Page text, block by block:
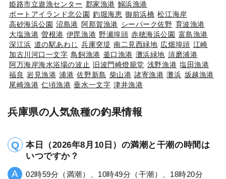
姫路市立遊漁センター 郡家漁港 鰯浜漁港
ポートアイランド北公園 釣堀海恵 御前浜橋 松江海岸
高砂海浜公園 沼島港 阿那賀漁港 シーパーク佐野 育波漁港
大塩漁港 曽根港 伊毘漁港 野瀬埠頭 赤穂海浜公園 富島漁港
深江浜 道の駅あわじ 兵庫突堤 南二見西緑地 広畑埠頭 江崎
加古川河口一文字 鳥飼漁港 釜口漁港 灘浜緑地 須磨浦港
阿万海岸海水浴場の波止 旧波門崎燈籠堂 浅野漁港 塩田漁港
福良 岩見漁港 浦港 佐野新島 柴山港 諸寄漁港 灘浜 坂越漁港
尾崎漁港 仁頃漁港 垂水一文字 津井漁港
兵庫県の人気魚種の釣果情報
本日（2026年8月10日）の満潮と干潮の時間は
いつですか？
02時59分（満潮）、10時49分（干潮）、18時20分